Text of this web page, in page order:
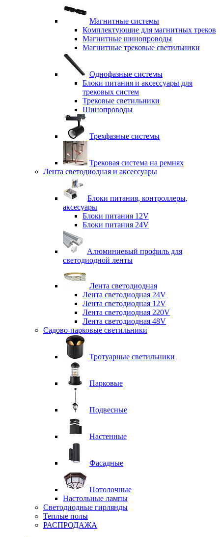
Магнитные системы
Комплектующие для магнитных треков
Магнитные шинопроводы
Магнитные трековые светильники
Однофазные системы
Блоки питания и аксессуары для
трековых систем
Трековые светильники
Шинопроводы
Трехфазные системы
Трековая система на ремнях
Лента светодиодная и аксессуары
Блоки питания, контроллеры,
аксесуары
Блоки питания 12V
Блоки питания 24V
Алюминиевый профиль для
светодиодной ленты
Лента светодиодная
Лента светодиодная 24V
Лента светодиодная 12V
Лента светодиодная 220V
Лента светодиодная 48V
Садово-парковые светильники
Тротуарные светильники
Парковые
Подвесные
Настенные
Фасадные
Потолочные
Настольные лампы
Светодиодные гирлянды
Теплые полы
РАСПРОДАЖА